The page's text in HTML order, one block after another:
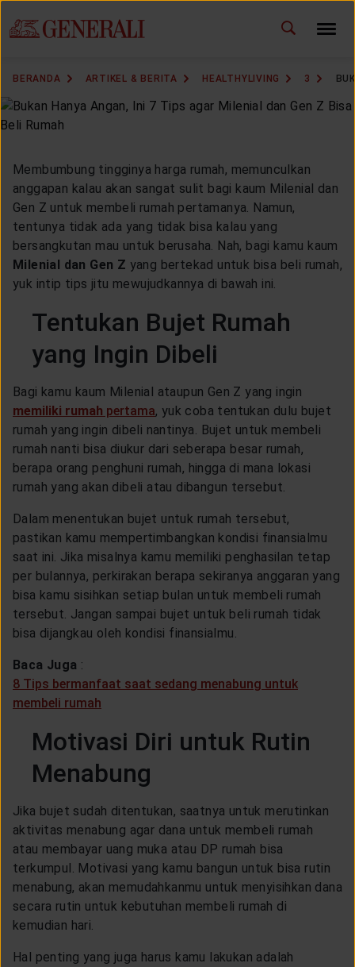
BERANDA ARTIKEL & BERITA HEALTHYLIVING 3
Membumbung tingginya harga rumah, memunculkan
anggapan kalau akan sangat sulit bagi kaum Milenial dan
Gen Z untuk membeli rumah pertamanya. Namun,
tentunya tidak ada yang tidak bisa kalau yang
bersangkutan mau untuk berusaha. Nah, bagi kamu kaum
Milenial dan Gen Z yang bertekad untuk bisa beli rumah,
yuk intip tips jitu mewujudkannya di bawah ini.
Tentukan Bujet Rumah
yang Ingin Dibeli
Bagi kamu kaum Milenial ataupun Gen Z yang ingin
memiliki rumah pertama, yuk coba tentukan dulu bujet
rumah yang ingin dibeli nantinya. Bujet untuk membeli
rumah nanti bisa diukur dari seberapa besar rumah,
berapa orang penghuni rumah, hingga di mana lokasi
rumah yang akan dibeli atau dibangun tersebut.
Dalam menentukan bujet untuk rumah tersebut,
pastikan kamu mempertimbangkan kondisi finansialmu
saat ini. Jika misalnya kamu memiliki penghasilan tetap
per bulannya, perkirakan berapa sekiranya anggaran yang
bisa kamu sisihkan setiap bulan untuk membeli rumah
tersebut. Jangan sampai bujet untuk beli rumah tidak
bisa dijangkau oleh kondisi finansialmu.
Baca Juga :
8 Tips bermanfaat saat sedang menabung untuk
membeli rumah
Motivasi Diri untuk Rutin
Menabung
Jika bujet sudah ditentukan, saatnya untuk merutinkan
aktivitas menabung agar dana untuk membeli rumah
atau membayar uang muka atau DP rumah bisa
terkumpul. Motivasi yang kamu bangun untuk bisa rutin
menabung, akan memudahkanmu untuk menyisihkan dana
secara rutin untuk kebutuhan membeli rumah di
kemudian hari.
Hal penting yang juga harus kamu lakukan adalah
GANTI BAHASA ID EN
KANTOR PEMASARAN
TEMUKAN AGEN
LAYANAN NASABAH
ARTIKEL DAN BERITA
TENTANG GENERALI
ACARA
KEAGENAN